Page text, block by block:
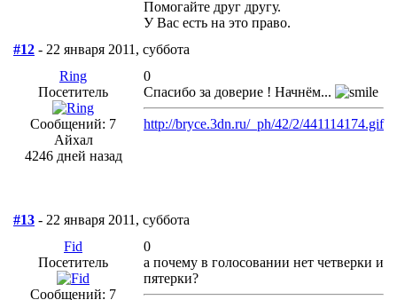
Помогайте друг другу.
У Вас есть на это право.
#12 - 22 января 2011, суббота
Ring
Посетитель
Сообщений: 7
Айхал
4246 дней назад
0
Спасибо за доверие ! Начнём...
http://bryce.3dn.ru/_ph/42/2/441114174.gif
#13 - 22 января 2011, суббота
Fid
Посетитель
Сообщений: 7
0
а почему в голосовании нет четверки и
пятерки?